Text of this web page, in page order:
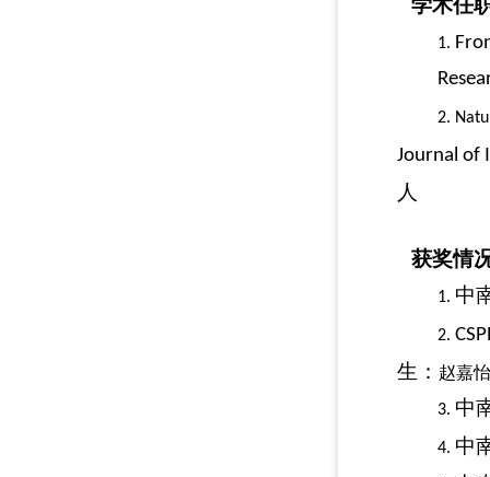
1.
2.
Journal of
人
获奖情
1. 中
2.
生： 赵嘉怡
3. 中
4. 中